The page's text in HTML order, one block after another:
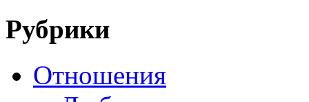
Рубрики
Отношения